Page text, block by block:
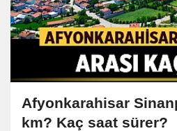
Afyonkarahisar
km? Kaç saat sürer?